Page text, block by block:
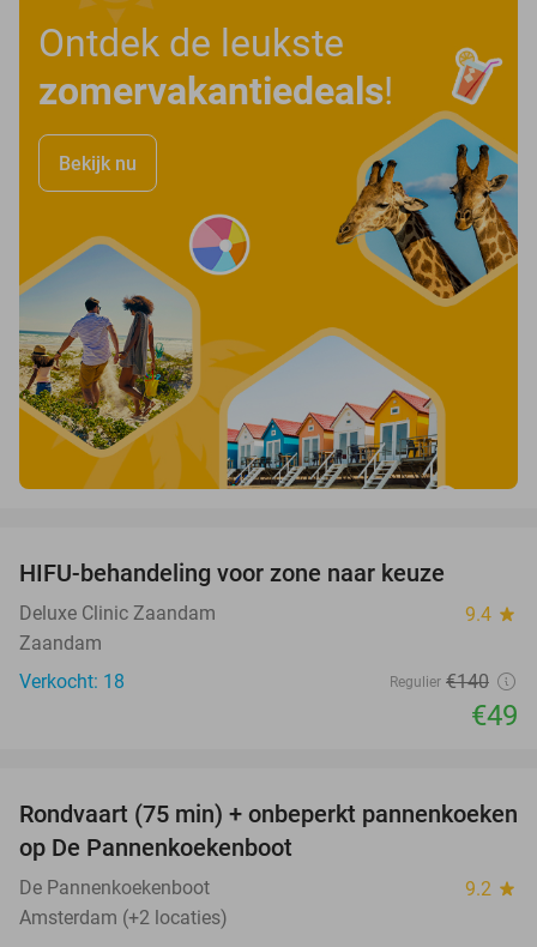
Ontdek de leukste
zomervakantiedeals!
Bekijk nu
HIFU-behandeling voor zone naar keuze
Deluxe Clinic Zaandam 9.4 star
Zaandam
Verkocht: 18
Regulier €140
€49
30%
Rondvaart (75 min) + onbeperkt pannenkoeken
op De Pannenkoekenboot
De Pannenkoekenboot 9.2 star
Amsterdam (+2 locaties)